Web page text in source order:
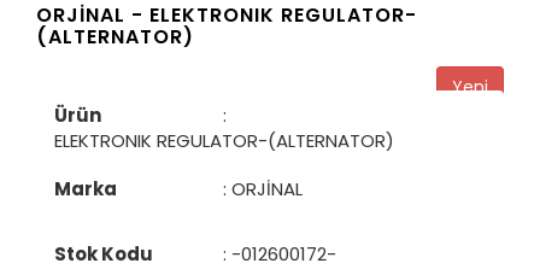
ORJİNAL - ELEKTRONIK REGULATOR-
(ALTERNATOR)
Yeni
Ürün
:
ELEKTRONIK REGULATOR-(ALTERNATOR)
Marka
: ORJİNAL
Stok Kodu : -012600172-